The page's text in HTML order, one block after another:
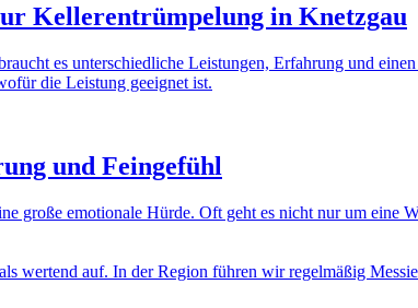
Kellerentrümpelung in Knetzgau
es unterschiedliche Leistungen, Erfahrung und
die Leistung geeignet ist.
und Feingefühl
große emotionale Hürde. Oft geht es nicht nur um eine
wertend auf. In der Region führen wir regelmäßig